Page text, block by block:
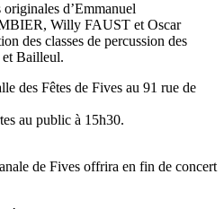
originales d’Emmanuel
Willy FAUST et Oscar
des classes de percussion des
et Bailleul.
des Fêtes de Fives au 91 rue de
au public à 15h30.
de Fives offrira en fin de concert